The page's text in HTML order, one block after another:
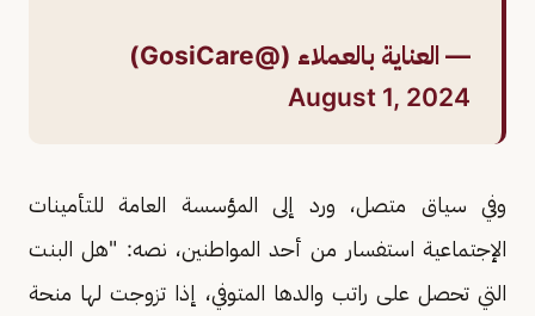
— العناية بالعملاء (@GosiCare)
August 1, 2024
وفي سياق متصل، ورد إلى المؤسسة العامة للتأمينات
الإجتماعية استفسار من أحد المواطنين، نصه: "هل البنت
التي تحصل على راتب والدها المتوفي، إذا تزوجت لها منحة